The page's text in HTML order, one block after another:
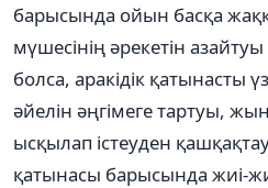
барысында ойын басқа
мүшесінің әрекетін
болса, аракідік қатынасты
әйелін әңгімеге тартуы,
ысқылап істеуден
қатынасы барысында жиі-